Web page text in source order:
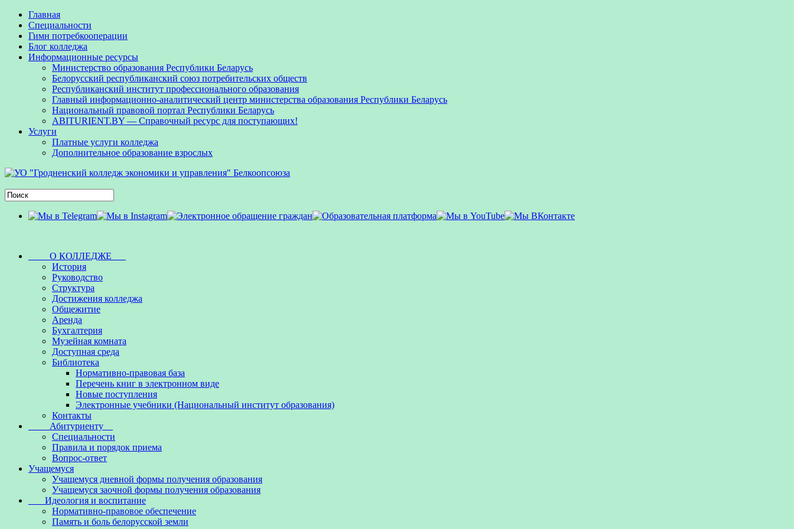
Главная
Специальности
Гимн потребкооперации
Блог колледжа
Информационные ресурсы
Министерство образования Республики Беларусь
Белорусский республиканский союз потребительских обществ
Республиканский институт профессионального образования
Главный информационно-аналитический центр министерства образования Республики Беларусь
Национальный правовой портал Республики Беларусь
ABITURIENT.BY — Справочный ресурс для поступающих!
Услуги
Платные услуги колледжа
Дополнительное образование взрослых
О КОЛЛЕДЖЕ
История
Руководство
Структура
Достижения колледжа
Общежитие
Аренда
Бухгалтерия
Музейная комната
Доступная среда
Библиотека
Нормативно-правовая база
Перечень книг в электронном виде
Новые поступления
Электронные учебники (Национальный институт образования)
Контакты
Абитуриенту
Специальности
Правила и порядок приема
Вопрос-ответ
Учащемуся
Учащемуся дневной формы получения образования
Учащемуся заочной формы получения образования
Идеология и воспитание
Нормативно-правовое обеспечение
Память и боль белорусской земли